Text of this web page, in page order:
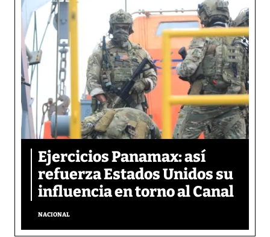
Ejercicios Panamax: así
refuerza Estados Unidos su
influencia en torno al Canal
NACIONAL